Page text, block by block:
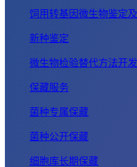
饲用转基因微生物鉴定
新种鉴定
微生物检验替代方法开
保藏服务
菌种专属保藏
菌种公开保藏
细胞库长期保藏